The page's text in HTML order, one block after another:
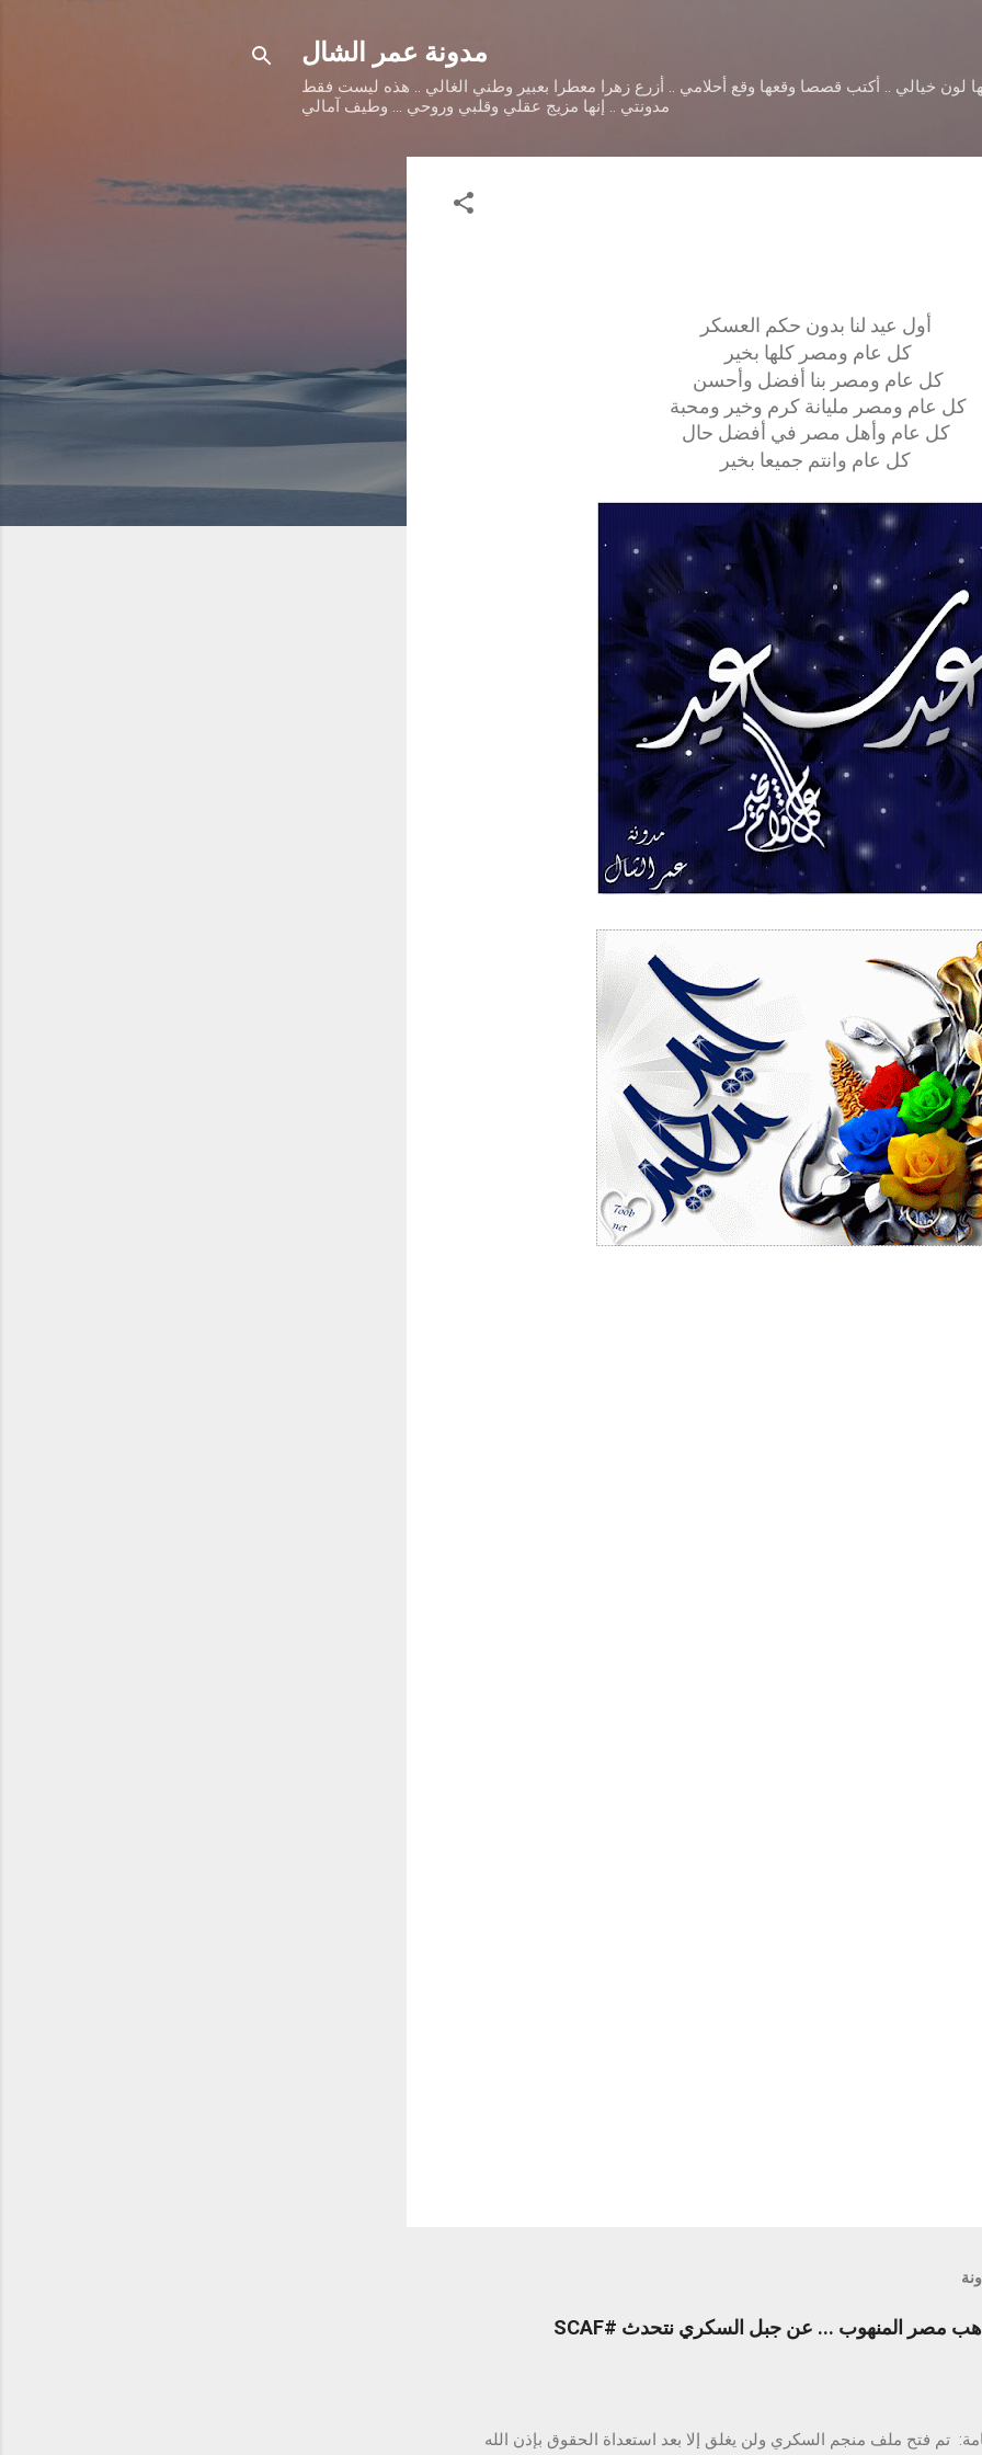
مدونة عمر الشال
لون خيالي .. أكتب قصصا وقعها وقع أحلامي .. أزرع زهرا معطرا بعبير وطني الغالي .. هذه ليست فقط
مدونتي .. إنها مزيج عقلي وقلبي وروحي ... وطيف آمالي
أول عيد لنا بدون حكم العسكر
كل عام ومصر كلها بخير
كل عام ومصر بنا أفضل وأحسن
كل عام ومصر مليانة كرم وخير ومحبة
كل عام وأهل مصر في أفضل حال
كل عام وانتم جميعا بخير
محدث - حقائق صادمة : ذهب مصر المنهوب ... عن جبل السكري نتحدث #SCAF
تم فتح ملف منجم السكري ولن يغلق إلا بعد استعداة الحقوق بإذن الله